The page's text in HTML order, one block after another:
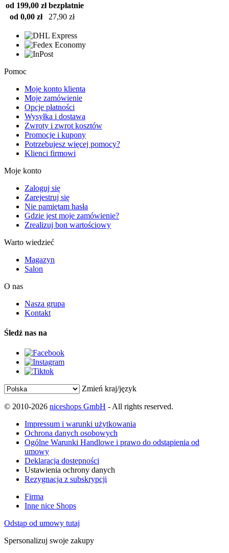
od 199,00 zł bezpłatnie
od 0,00 zł
27,90 zł
Pomoc
Moje konto klienta
Moje zamówienie
Opcje płatności
Wysyłka i dostawa
Zwroty i zwrot kosztów
Promocje i kupony
Potrzebujesz więcej pomocy?
Klienci firmowi
Moje konto
Zaloguj się
Zarejestruj się
Nie pamiętam hasła
Gdzie jest moje zamówienie?
Zrealizuj bon wartościowy
Warto wiedzieć
Magazyn
Salon
O nas
Nasza grupa
Kontakt
Śledź nas na
Zmień kraj/język
© 2010-2026 niceshops GmbH - All rights reserved.
Impressum i warunki użytkowania
Ochrona danych osobowych
Ogólne Warunki Handlowe i prawo do odstąpienia od
umowy
Deklaracja dostępności
Ustawienia ochrony danych
Rezygnacja z subskrypcji
Firma
Inne nice Shops
Odstąp od umowy tutaj
Spersonalizuj swoje zakupy